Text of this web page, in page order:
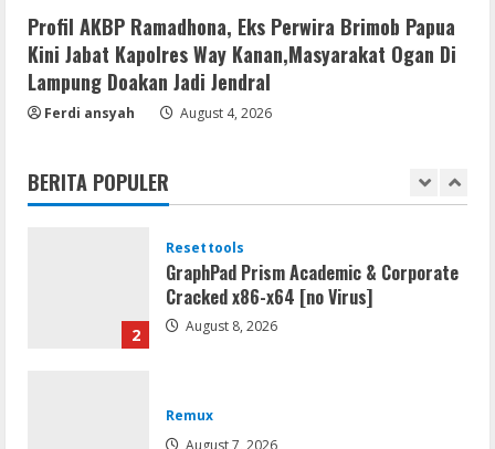
Profil AKBP Ramadhona, Eks Perwira Brimob Papua
Kini Jabat Kapolres Way Kanan,Masyarakat Ogan Di
Lampung Doakan Jadi Jendral
Ferdi ansyah August 4, 2026
BERITA POPULER
5 August 7, 2026
1
Resettools
Vpn One Click Cracked x86-x64 [no
2
Resettools
GraphPad Prism Academic & Corporate
Cracked x86-x64 [no Virus]
August 8, 2026
Remux
August 7, 2026